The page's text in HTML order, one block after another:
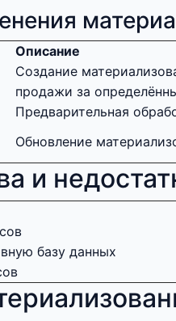
Описание
Создание
продажи за
Предварительная
Обновление
и
базу данных